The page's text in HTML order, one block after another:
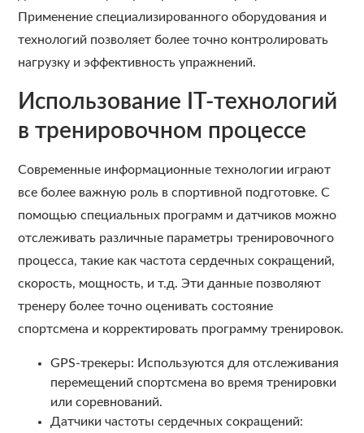
Применение специализированного оборудования и
технологий позволяет более точно контролировать
нагрузку и эффективность упражнений.
Использование IT-технологий
в тренировочном процессе
Современные информационные технологии играют
все более важную роль в спортивной подготовке. С
помощью специальных программ и датчиков можно
отслеживать различные параметры тренировочного
процесса, такие как частота сердечных сокращений,
скорость, мощность, и т.д. Эти данные позволяют
тренеру более точно оценивать состояние
спортсмена и корректировать программу тренировок.
GPS-трекеры: Используются для отслеживания
перемещений спортсмена во время тренировки
или соревнований.
Датчики частоты сердечных сокращений: